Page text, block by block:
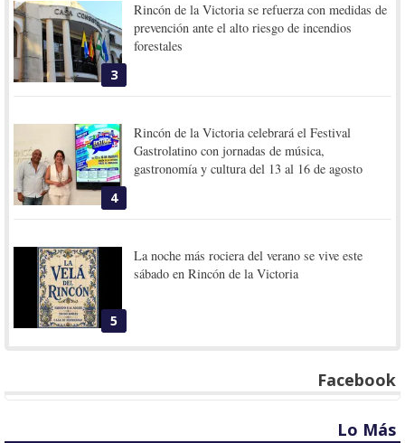
3
Rincón de la Victoria se refuerza con medidas de
prevención ante el alto riesgo de incendios
forestales
4
Rincón de la Victoria celebrará el Festival
Gastrolatino con jornadas de música,
gastronomía y cultura del 13 al 16 de agosto
5
La noche más rociera del verano se vive este
sábado en Rincón de la Victoria
Facebook
Lo Más